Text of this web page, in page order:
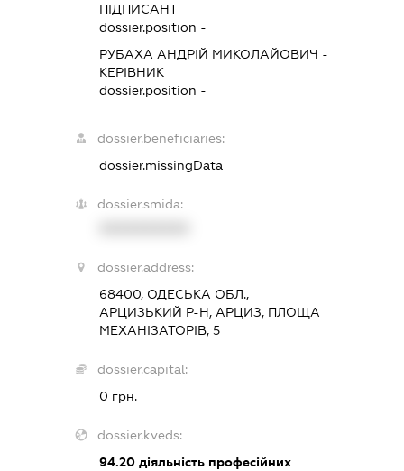
ПІДПИСАНТ
dossier.position -
РУБАХА АНДРІЙ МИКОЛАЙОВИЧ -
КЕРІВНИК
dossier.position -
dossier.beneficiaries:
dossier.missingData
dossier.smida:
dossier.address:
68400, ОДЕСЬКА ОБЛ.,
АРЦИЗЬКИЙ Р-Н, АРЦИЗ, ПЛОЩА
МЕХАНІЗАТОРІВ, 5
dossier.capital:
0 грн.
dossier.kveds:
94.20 діяльність професійних